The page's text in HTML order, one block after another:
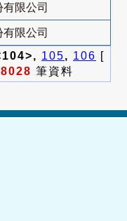
限公司
限公司
105, 106 [
8028 筆資料